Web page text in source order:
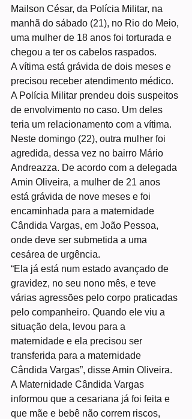
Mailson César, da Polícia Militar, na
manhã do sábado (21), no Rio do Meio,
uma mulher de 18 anos foi torturada e
chegou a ter os cabelos raspados.
A vítima está grávida de dois meses e
precisou receber atendimento médico.
A Polícia Militar prendeu dois suspeitos
de envolvimento no caso. Um deles
teria um relacionamento com a vítima.
Neste domingo (22), outra mulher foi
agredida, dessa vez no bairro Mário
Andreazza. De acordo com a delegada
Amin Oliveira, a mulher de 21 anos
está grávida de nove meses e foi
encaminhada para a maternidade
Cândida Vargas, em João Pessoa,
onde deve ser submetida a uma
cesárea de urgência.
“Ela já está num estado avançado de
gravidez, no seu nono mês, e teve
várias agressões pelo corpo praticadas
pelo companheiro. Quando ele viu a
situação dela, levou para a
maternidade e ela precisou ser
transferida para a maternidade
Cândida Vargas”, disse Amin Oliveira.
A Maternidade Cândida Vargas
informou que a cesariana já foi feita e
que mãe e bebê não correm riscos,